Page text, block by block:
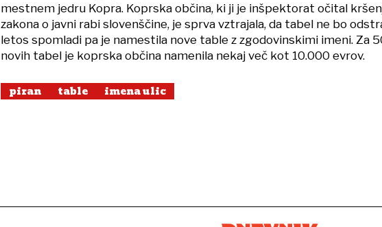
mestnem jedru Kopra. Koprska občina, ki ji je inšpektorat očital
zakona o javni rabi slovenščine, je sprva vztrajala, da tabel ne bo
letos spomladi pa je namestila nove table z zgodovinskimi imeni. Za
novih tabel je koprska občina namenila nekaj več kot 10.000 evrov.
piran table imena ulic